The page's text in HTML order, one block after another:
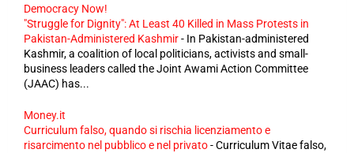
Democracy Now!
"Struggle for Dignity": At Least 40 Killed in Mass Protests in
Pakistan-Administered Kashmir- In Pakistan-administered
Kashmir, a coalition of local politicians, activists and small-
business leaders called the Joint Awami Action Committee
(JAAC) has...
Money.it
Curriculum falso, quando si rischia licenziamento e
risarcimento nel pubblico e nel privato-Curriculum Vitae falso,